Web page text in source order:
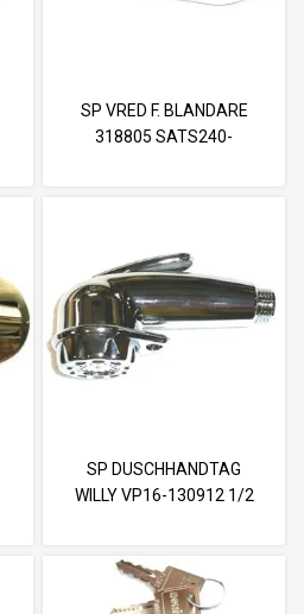
SP VRED F. BLANDARE
318805 SATS240-
SP DUSCHHANDTAG
WILLY VP16-130912 1/2